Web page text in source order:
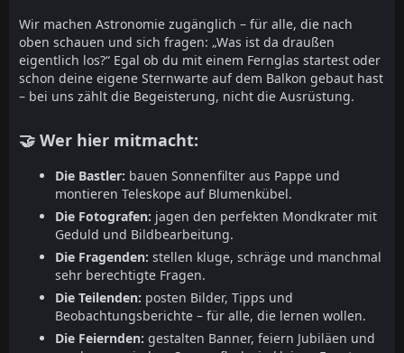
Wir machen Astronomie zugänglich – für alle, die nach
oben schauen und sich fragen: „Was ist da draußen
eigentlich los?“ Egal ob du mit einem Fernglas startest oder
schon deine eigene Sternwarte auf dem Balkon gebaut hast
– bei uns zählt die Begeisterung, nicht die Ausrüstung.
🤝 Wer hier mitmacht:
Die Bastler: bauen Sonnenfilter aus Pappe und
montieren Teleskope auf Blumenkübel.
Die Fotografen: jagen den perfekten Mondkrater mit
Geduld und Bildbearbeitung.
Die Fragenden: stellen kluge, schräge und manchmal
sehr berechtigte Fragen.
Die Teilenden: posten Bilder, Tipps und
Beobachtungsberichte – für alle, die lernen wollen.
Die Feiernden: gestalten Banner, feiern Jubiläen und